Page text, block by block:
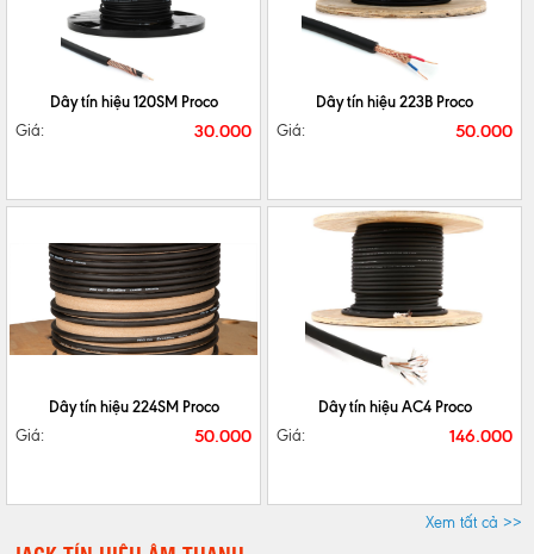
CHI TIẾT
Dây tín hiệu 120SM Proco
Giá: 30.000
MUA NGAY
Dây tín hiệu 223B Proco
Giá: 50.000
Dây tín hiệu 224SM Proco
Giá: 50.000
MUA NGAY
Dây tín hiệu AC4 Proco
Giá: 146.000
Xem tất cả >>